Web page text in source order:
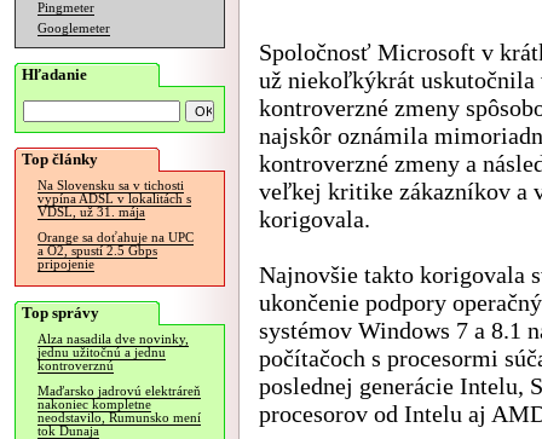
Pingmeter
Googlemeter
Hľadanie
Top články
Na Slovensku sa v tichosti
vypína ADSL v lokalitách s
VDSL, už 31. mája
Orange sa doťahuje na UPC
a O2, spustí 2.5 Gbps
pripojenie
Top správy
Alza nasadila dve novinky,
jednu užitočnú a jednu
kontroverznú
Maďarsko jadrovú elektráreň
nakoniec kompletne
neodstavilo, Rumunsko mení
tok Dunaja
Spoločnosť Microsoft v
už niekoľkýkrát uskutočnila
kontroverzné zmeny
najskôr oznámila
kontroverzné zmeny a
veľkej kritike zákazníkov a
korigovala.
Najnovšie takto korigovala
ukončenie podpory
systémov Windows 7 a 8.1
počítačoch s procesormi
poslednej generácie Intelu,
procesorov od Intelu aj